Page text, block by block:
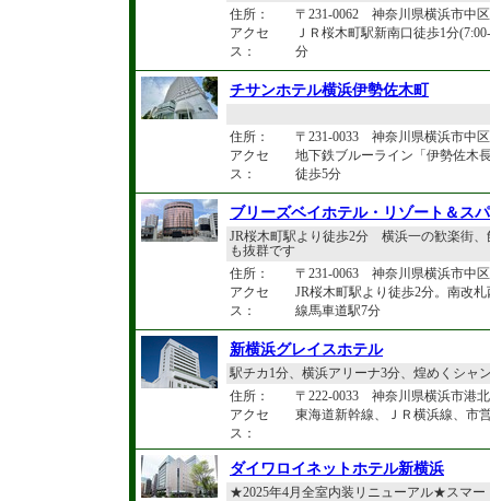
住所：
〒231-0062 神奈川県横浜市中
アクセ
ス：
ＪＲ桜木町駅新南口徒歩1分
分
チサンホテル横浜伊勢佐木町
住所：
〒231-0033 神奈川県横浜市中
アクセ
ス：
地下鉄ブルーライン「伊勢佐木
徒歩5分
ブリーズベイホテル・リゾート＆ス
JR桜木町駅より徒歩2分 横浜一の歓楽街
も抜群です
住所：
〒231-0063 神奈川県横浜市中
アクセ
ス：
JR桜木町駅より徒歩2分。南改
線馬車道駅7分
新横浜グレイスホテル
駅チカ1分、横浜アリーナ3分、煌めくシャ
住所：
〒222-0033 神奈川県横浜市港
アクセ
ス：
東海道新幹線、ＪＲ横浜線、市
ダイワロイネットホテル新横浜
★2025年4月全室内装リニューアル★スマー